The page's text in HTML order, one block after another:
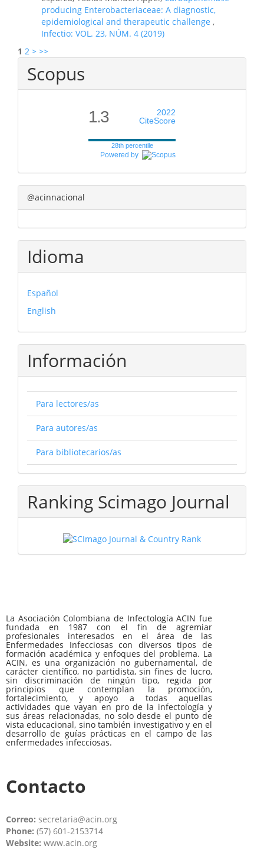
producing Enterobacteriaceae: A diagnostic,
epidemiological and therapeutic challenge ,
Infectio: VOL. 23, NÚM. 4 (2019)
1 2 > >>
Scopus
1.3
2022
CiteScore
28th percentile
Powered by
@acinnacional
Idioma
Español
English
Información
Para lectores/as
Para autores/as
Para bibliotecarios/as
Ranking Scimago Journal
La Asociación Colombiana de Infectología ACIN fue
fundada en 1987 con el fin de agremiar
profesionales interesados en el área de las
Enfermedades Infecciosas con diversos tipos de
formación académica y enfoques del problema. La
ACIN, es una organización no gubernamental, de
carácter científico, no partidista, sin fines de lucro,
sin discriminación de ningún tipo, regida por
principios que contemplan la promoción,
fortalecimiento, y apoyo a todas aquellas
actividades que vayan en pro de la infectología y
sus áreas relacionadas, no solo desde el punto de
vista educacional, sino también investigativo y en el
desarrollo de guías prácticas en el campo de las
enfermedades infecciosas.
Contacto
Correo: secretaria@acin.org
Phone: (57) 601-2153714
Website: www.acin.org